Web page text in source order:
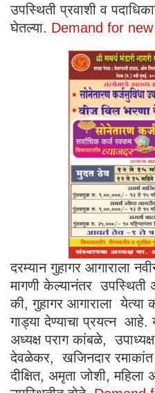
उपस्थिती प्रवाशी व
घेतल्या. Demand for
दरम्यान गुहागर आगाराला
मागणी केल्यानंतर उपस्थिती
की, गुहागर आगाराला येत्या
गाड्या देण्याचा प्रयत्न आहे.
अध्यक्ष पराग कांबळे,
देवळेकर, खजिनदार
दीक्षित, अमृता जोशी, महिला